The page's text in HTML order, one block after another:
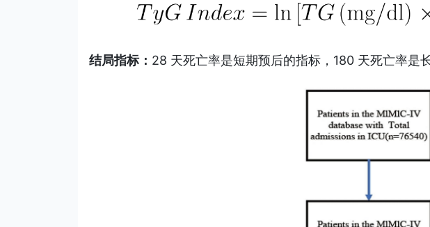
结局指标： 28 天死亡率是短期预后的指标，180 天死亡率是